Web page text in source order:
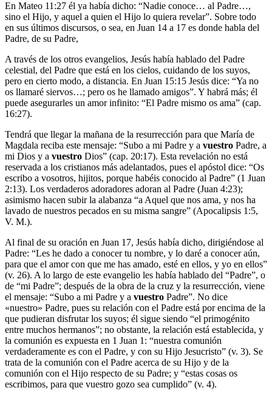
En Mateo 11:27 él ya había dicho: “Nadie conoce… al Padre…,
sino el Hijo, y aquel a quien el Hijo lo quiera revelar”. Sobre todo
en sus últimos discursos, o sea, en Juan 14 a 17 es donde habla del
Padre, de su Padre,
A través de los otros evangelios, Jesús había hablado del Padre
celestial, del Padre que está en los cielos, cuidando de los suyos,
pero en cierto modo, a distancia. En Juan 15:15 Jesús dice: “Ya no
os llamaré siervos…; pero os he llamado amigos”. Y habrá más; él
puede asegurarles un amor infinito: “El Padre mismo os ama” (cap.
16:27).
Tendrá que llegar la mañana de la resurrección para que María de
Magdala reciba este mensaje: “Subo a mi Padre y a vuestro Padre, a
mi Dios y a vuestro Dios” (cap. 20:17). Esta revelación no está
reservada a los cristianos más adelantados, pues el apóstol dice: “Os
escribo a vosotros, hijitos, porque habéis conocido al Padre” (1 Juan
2:13). Los verdaderos adoradores adoran al Padre (Juan 4:23);
asimismo hacen subir la alabanza “a Aquel que nos ama, y nos ha
lavado de nuestros pecados en su misma sangre” (Apocalipsis 1:5,
V. M.).
Al final de su oración en Juan 17, Jesús había dicho, dirigiéndose al
Padre: “Les he dado a conocer tu nombre, y lo daré a conocer aún,
para que el amor con que me has amado, esté en ellos, y yo en ellos”
(v. 26). A lo largo de este evangelio les había hablado del “Padre”, o
de “mi Padre”; después de la obra de la cruz y la resurrección, viene
el mensaje: “Subo a mi Padre y a vuestro Padre”. No dice
«nuestro» Padre, pues su relación con el Padre está por encima de la
que pudieran disfrutar los suyos; él sigue siendo “el primogénito
entre muchos hermanos”; no obstante, la relación está establecida, y
la comunión es expuesta en 1 Juan 1: “nuestra comunión
verdaderamente es con el Padre, y con su Hijo Jesucristo” (v. 3). Se
trata de la comunión con el Padre acerca de su Hijo y de la
comunión con el Hijo respecto de su Padre; y “estas cosas os
escribimos, para que vuestro gozo sea cumplido” (v. 4).